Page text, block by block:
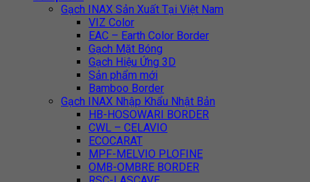
Gạch INAX Sản Xuất Tại Việt Nam
VIZ Color
EAC – Earth Color Border
Gạch Mặt Bóng
Gạch Hiệu Ứng 3D
Sản phẩm mới
Bamboo Border
Gạch INAX Nhập Khẩu Nhật Bản
HB-HOSOWARI BORDER
CWL – CELAVIO
ECOCARAT
MPF-MELVIO PLOFINE
OMB-OMBRE BORDER